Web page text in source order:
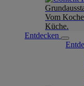
Vom
Küche.
Entdecken